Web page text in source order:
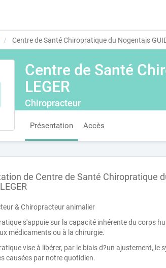
Centre de Santé Chiropratique du Nogentais
Centre de Santé
LEGER
Chiropracteur
Présentation Accès
de Centre de Santé Chiropratique
& Chiropracteur animalier
s'appuie sur la capacité inhérente du corps
médicaments ou à la chirurgie.
vise à libérer, par le biais d?un ajustement, le
causées par notre quotidien.